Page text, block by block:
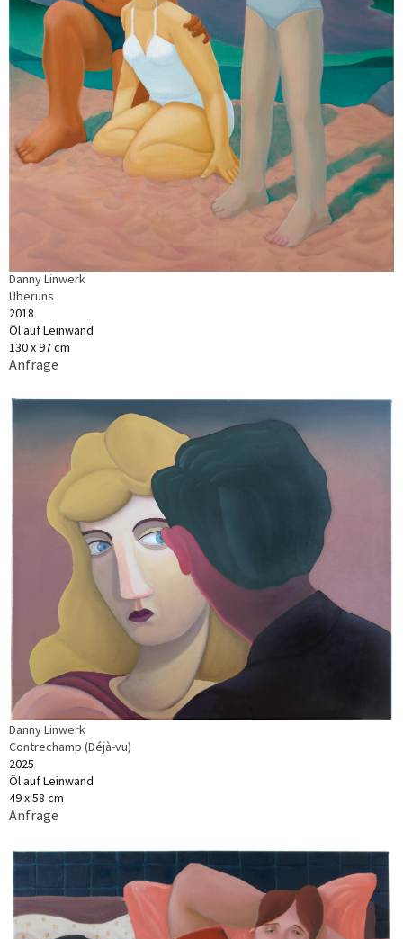
Danny Linwerk
Überuns
2018
Öl auf Leinwand
130 x 97 cm
Anfrage
Danny Linwerk
Contrechamp (Déjà-vu)
2025
Öl auf Leinwand
49 x 58 cm
Anfrage